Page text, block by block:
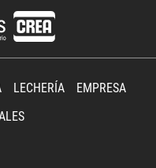
LECHERÍA
EMPRESA